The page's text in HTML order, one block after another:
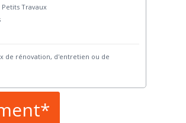
Travaux
de rénovation, d'entretien ou de